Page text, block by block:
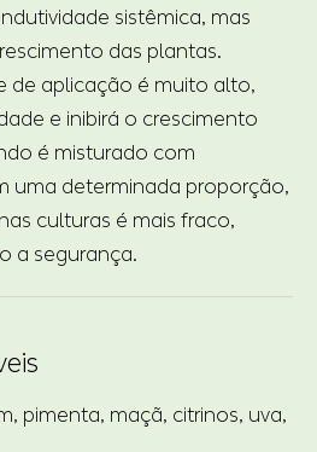
sistêmica, mas
das plantas.
de aplicação é muito alto,
e inibirá o crescimento
é misturado com
uma determinada proporção,
culturas é mais fraco,
a segurança.
pimenta, maçã, citrinos, uva,